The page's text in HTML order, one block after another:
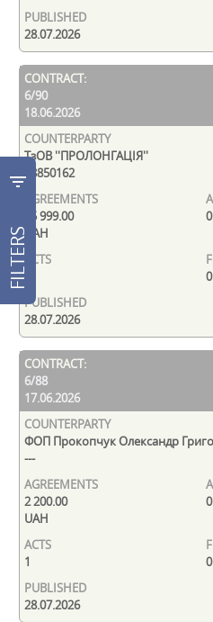
FILTERS
28.07.2026
6/90
18.06.2026
ТзОВ ''ПРОЛОНГАЦІЯ''
38850162
45 999.00
UAH
0
0
28.07.2026
6/88
17.06.2026
ФОП Прокопчук Олександр
---
2 200.00
UAH
0
1 0
28.07.2026